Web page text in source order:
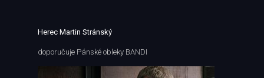
Herec Martin Stránský
doporučuje Pánské obleky BANDI